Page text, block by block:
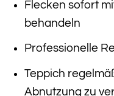
Flecken sofort
behandeln
Professionelle
Teppich
Abnutzung zu